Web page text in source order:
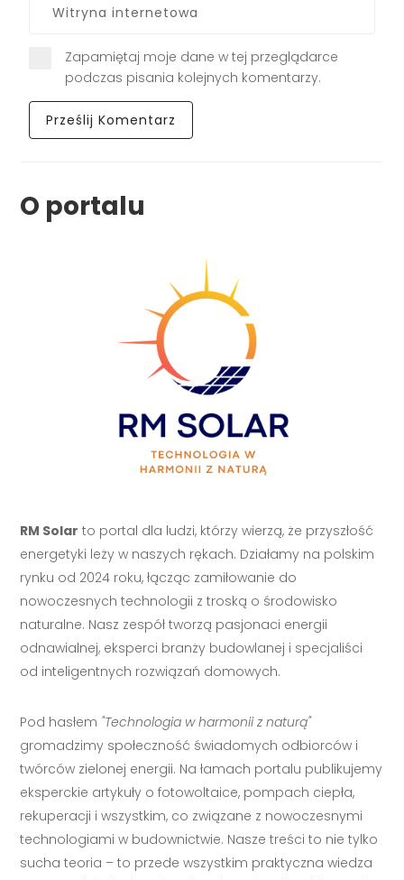
Zapamiętaj moje dane w tej przeglądarce
podczas pisania kolejnych komentarzy.
O portalu
RM Solar to portal dla ludzi, którzy wierzą, że przyszłość
energetyki leży w naszych rękach. Działamy na polskim
rynku od 2024 roku, łącząc zamiłowanie do
nowoczesnych technologii z troską o środowisko
naturalne. Nasz zespół tworzą pasjonaci energii
odnawialnej, eksperci branży budowlanej i specjaliści
od inteligentnych rozwiązań domowych.
Pod hasłem "Technologia w harmonii z naturą"
gromadzimy społeczność świadomych odbiorców i
twórców zielonej energii. Na łamach portalu publikujemy
eksperckie artykuły o fotowoltaice, pompach ciepła,
rekuperacji i wszystkim, co związane z nowoczesnymi
technologiami w budownictwie. Nasze treści to nie tylko
sucha teoria – to przede wszystkim praktyczna wiedza